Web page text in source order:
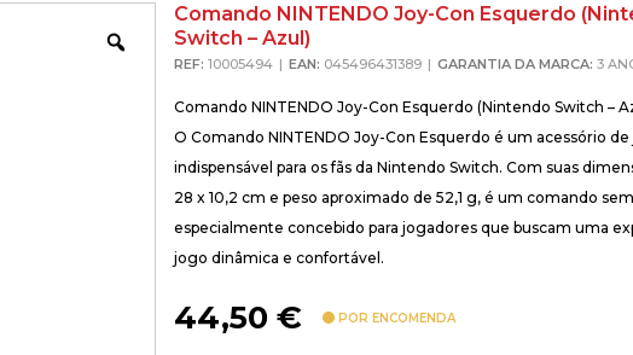
Zoom
Comando NINTENDO Joy-Con Esquerdo
Switch – Azul)
REF: 10005494 EAN: 045496431389 GARANTIA DA MARCA: 3
Comando NINTENDO Joy-Con Esquerdo (Nintendo Switch –
O Comando NINTENDO Joy-Con Esquerdo é um acessório
indispensável para os fãs da Nintendo Switch. Com suas
28 x 10,2 cm e peso aproximado de 52,1 g, é um comando
especialmente concebido para jogadores que buscam uma
jogo dinâmica e confortável.
44,50 € POR ENCOMENDA